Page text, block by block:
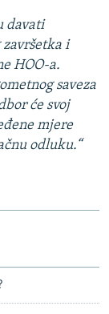
davati
i
HOO-a.
saveza
će svoj
mjere
odluku.“